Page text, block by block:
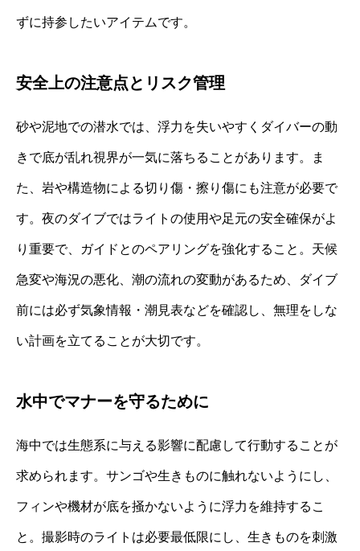
ずに持参したいアイテムです。
安全上の注意点とリスク管理
砂や泥地での潜水では、浮力を失いやすくダイバーの動
きで底が乱れ視界が一気に落ちることがあります。ま
た、岩や構造物による切り傷・擦り傷にも注意が必要で
す。夜のダイブではライトの使用や足元の安全確保がよ
り重要で、ガイドとのペアリングを強化すること。天候
急変や海況の悪化、潮の流れの変動があるため、ダイブ
前には必ず気象情報・潮見表などを確認し、無理をしな
い計画を立てることが大切です。
水中でマナーを守るために
海中では生態系に与える影響に配慮して行動することが
求められます。サンゴや生きものに触れないようにし、
フィンや機材が底を掻かないように浮力を維持するこ
と。撮影時のライトは必要最低限にし、生きものを刺激